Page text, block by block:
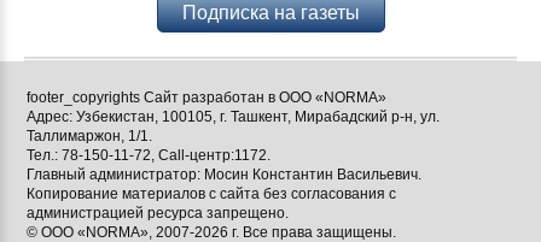
Подписка на газеты
footer_copyrights Сайт разработан в ООО «NORMA»
Адрес: Узбекистан, 100105, г. Ташкент, Мирабадский р-н, ул.
Таллимаржон, 1/1.
Тел.: 78-150-11-72, Call-центр:1172.
Главный администратор: Мосин Константин Васильевич.
Копирование материалов с сайта без согласования с
администрацией ресурса запрещено.
© ООО «NORMA», 2007-2026 г. Все права защищены.